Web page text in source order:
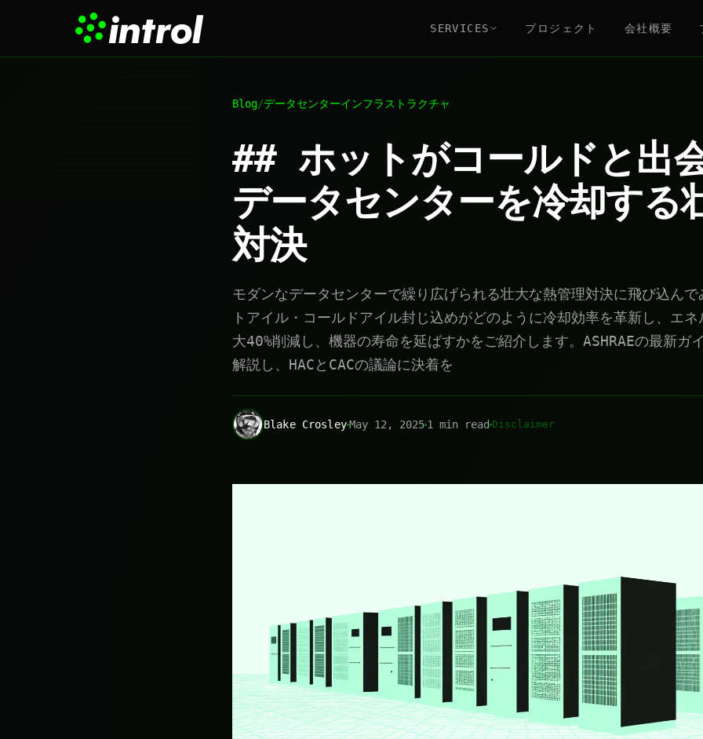
SERVICES プロジェクト 会社概要
Blog/データセンターインフラストラクチャ
## ホットがコールドと出
データセンターを冷却する
対決
モダンなデータセンターで繰り広げられる壮大な熱管理対決に飛び込ん
トアイル・コールドアイル封じ込めがどのように冷却効率を革新し、エ
大40%削減し、機器の寿命を延ばすかをご紹介します。ASHRAEの最新ガ
解説し、HACとCACの議論に決着を
Blake CrosleyMay 12, 20251 min read Disclaimer